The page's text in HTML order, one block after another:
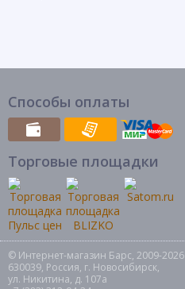
Способы оплаты
Торговые площадки
© Интернет-магазин Барс, 2009-2026
630039, Россия, г. Новосибирск,
ул. Никитина, д. 107а